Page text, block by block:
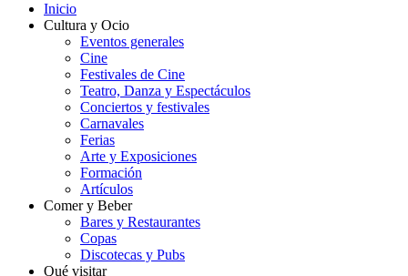
Inicio
Cultura y Ocio
Eventos generales
Cine
Festivales de Cine
Teatro, Danza y Espectáculos
Conciertos y festivales
Carnavales
Ferias
Arte y Exposiciones
Formación
Artículos
Comer y Beber
Bares y Restaurantes
Copas
Discotecas y Pubs
Qué visitar